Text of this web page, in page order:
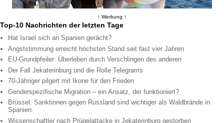
↑ Werbung ↑
Top-10 Nachrichten der letzten Tage
Hat Israel sich an Spanien gerächt?
Angststimmung erreicht höchsten Stand seit fast vier Jahren
EU-Grundpfeiler: Überleben durch Verschlingen des anderen
Der Fall Jekaterinburg und die Rolle Telegrams
70-Jähriger pilgert mit Ikone für den Frieden
Genderspezifische Migration – ein Ansatz, der funktioniert?
Brüssel: Sanktionen gegen Russland sind wichtiger als Waldbrände in
Spanien
Wissenschaftler nach Prügelattacke in Jekaterinburg gestorben